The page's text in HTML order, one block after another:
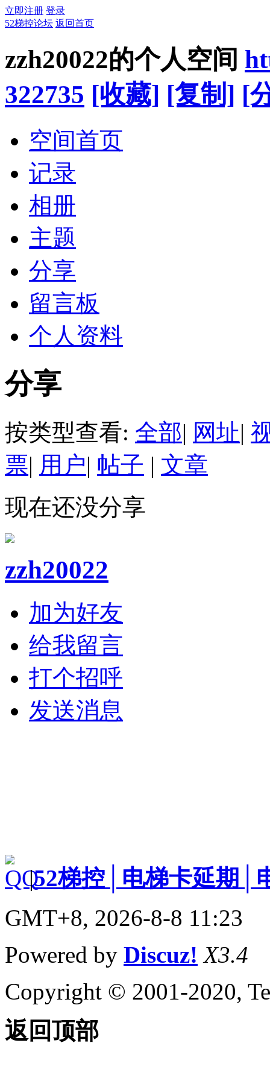
立即注册 登录
52梯控论坛 返回首页
zzh20022的个人空间
322735 [收藏] [复制] [
空间首页
记录
相册
主题
分享
留言板
个人资料
分享
按类型查看: 全部| 网址|
票| 用户| 帖子 | 文章
现在还没分享
zzh20022
加为好友
给我留言
打个招呼
发送消息
|52梯控│电梯卡延期│
GMT+8, 2026-8-8 11:23
Powered by Discuz! X3.4
Copyright © 2001-2020,
返回顶部